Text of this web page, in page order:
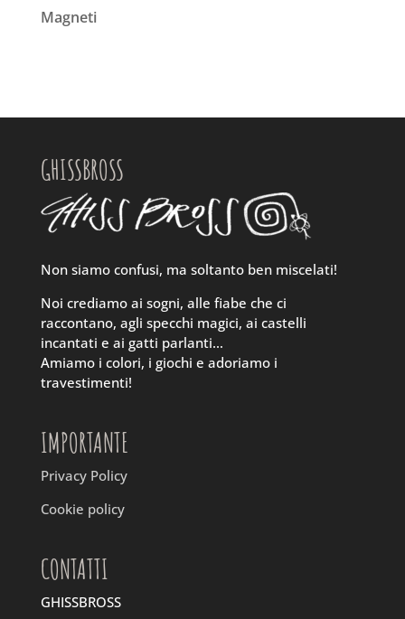
Magneti
GHISSBROSS
Non siamo confusi, ma soltanto ben miscelati!
Noi crediamo ai sogni, alle fiabe che ci
raccontano, agli specchi magici, ai castelli
incantati e ai gatti parlanti…
Amiamo i colori, i giochi e adoriamo i
travestimenti!
IMPORTANTE
Privacy Policy
Cookie policy
CONTATTI
GHISSBROSS